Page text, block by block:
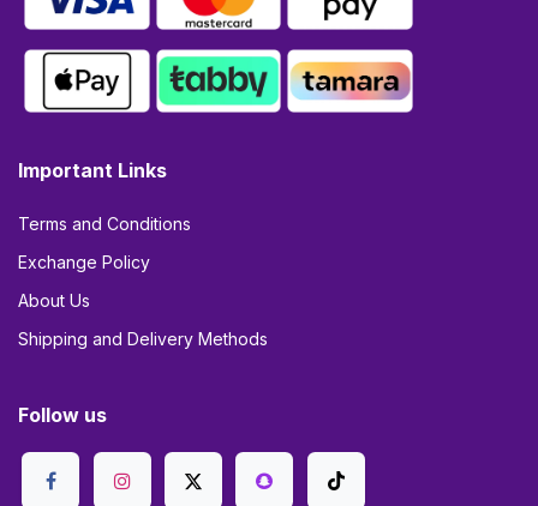
Important Links
Terms and Conditions
Exchange Policy
About Us
Shipping and Delivery Methods
Follow us